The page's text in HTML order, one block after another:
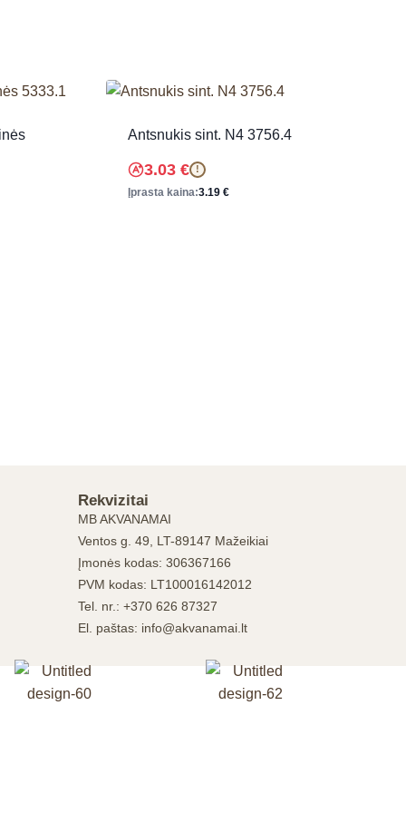
Antsnukis sint. N4 3756.4
3.03 € !
Įprasta kaina:3.19 €
Rekvizitai
MB AKVANAMAI
Ventos g. 49, LT-89147 Mažeikiai
Įmonės kodas: 306367166
PVM kodas: LT100016142012
Tel. nr.: +370 626 87327
El. paštas: info@akvanamai.lt